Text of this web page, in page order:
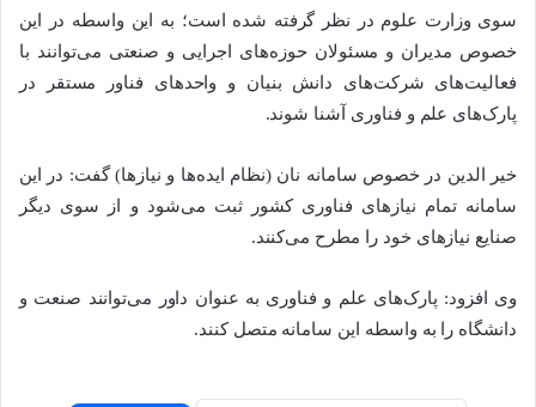
سوی وزارت علوم در نظر گرفته شده است؛ به این واسطه در این
خصوص مدیران و مسئولان حوزه‌های اجرایی و صنعتی می‌توانند با
فعالیت‌های شرکت‌های دانش بنیان و واحدهای فناور مستقر در
پارک‌های علم و فناوری آشنا شوند.
خیر الدین در خصوص سامانه نان (نظام ایده‌ها و نیازها) گفت: در این
سامانه تمام نیازهای فناوری کشور ثبت می‌شود و از سوی دیگر
صنایع نیازهای خود را مطرح می‌کنند.
وی افزود: پارک‌های علم و فناوری به عنوان داور می‌توانند صنعت و
دانشگاه را به واسطه این سامانه متصل کنند.